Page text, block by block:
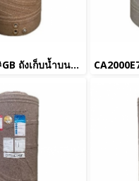
CA1500E7#GB ถังเก็บน้ำบนดิน 1,500 L รุ่น Breeze สีทองประกาย